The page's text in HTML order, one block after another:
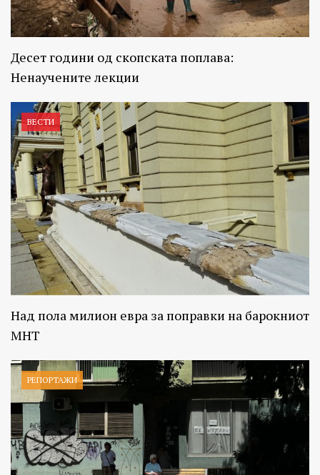
Десет години од скопската поплава:
Ненаучените лекции
ВЕСТИ
Над пола милион евра за поправки на барокниот
МНТ
РЕПОРТАЖИ